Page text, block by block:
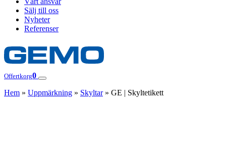
Sälj till oss
Nyheter
Referenser
Offertkorg0
Hem » Uppmärkning » Skyltar» GE | Skyltetikett